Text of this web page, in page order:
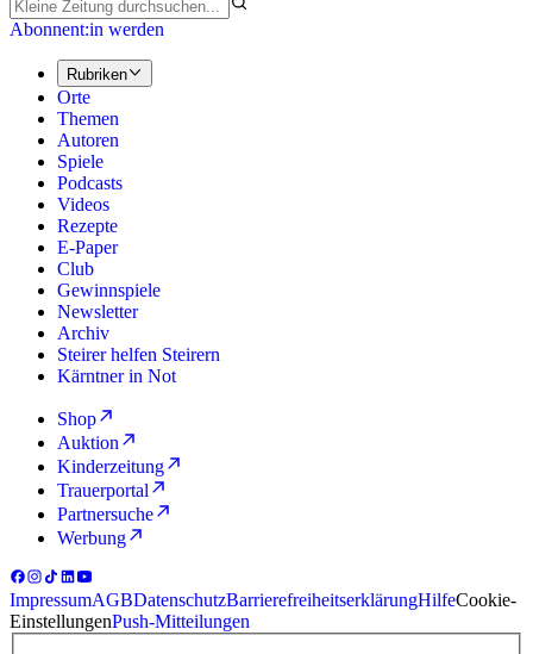
Abonnent:in werden
Rubriken
Orte
Themen
Autoren
Spiele
Podcasts
Videos
Rezepte
E-Paper
Club
Gewinnspiele
Newsletter
Archiv
Steirer helfen Steirern
Kärntner in Not
Shop
Auktion
Kinderzeitung
Trauerportal
Partnersuche
Werbung
ImpressumAGBDatenschutzBarrierefreiheitserklärungHilfeCookie-
EinstellungenPush-Mitteilungen